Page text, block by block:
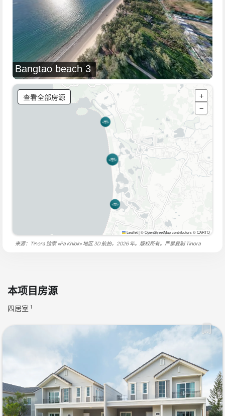
Bangtao beach 3
查看全部房源
+
−
Leaflet|© OpenStreetMap contributors © CARTO
来源：Tinora 独家 «Pa Khlok» 地区 3D 航拍，2026 年。版权所有。严禁复制Tinora
本项目房源
四居室 1